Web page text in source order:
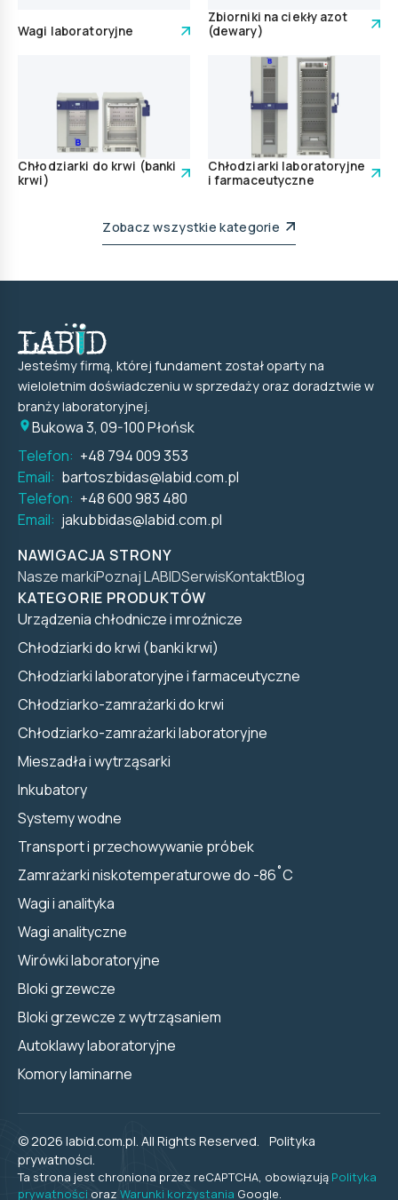
Wagi laboratoryjne
Zbiorniki na ciekły azot
(dewary)
Chłodziarki do krwi (banki
krwi)
Chłodziarki laboratoryjne
i farmaceutyczne
Zobacz wszystkie kategorie
Jesteśmy firmą, której fundament został oparty na
wieloletnim doświadczeniu w sprzedaży oraz doradztwie w
branży laboratoryjnej.
Bukowa 3, 09-100 Płońsk
Telefon: +48 794 009 353
Email: bartoszbidas@labid.com.pl
Telefon: +48 600 983 480
Email: jakubbidas@labid.com.pl
NAWIGACJA STRONY
Nasze markiPoznaj LABIDSerwisKontaktBlog
KATEGORIE PRODUKTÓW
Urządzenia chłodnicze i mroźnicze
Chłodziarki do krwi (banki krwi)
Chłodziarki laboratoryjne i farmaceutyczne
Chłodziarko-zamrażarki do krwi
Chłodziarko-zamrażarki laboratoryjne
Mieszadła i wytrząsarki
Inkubatory
Systemy wodne
Transport i przechowywanie próbek
Zamrażarki niskotemperaturowe do -86˚C
Wagi i analityka
Wagi analityczne
Wirówki laboratoryjne
Bloki grzewcze
Bloki grzewcze z wytrząsaniem
Autoklawy laboratoryjne
Komory laminarne
© 2026 labid.com.pl. All Rights Reserved.
Polityka
prywatności.
Ta strona jest chroniona przez reCAPTCHA, obowiązują Polityka
prywatności oraz Warunki korzystania Google.